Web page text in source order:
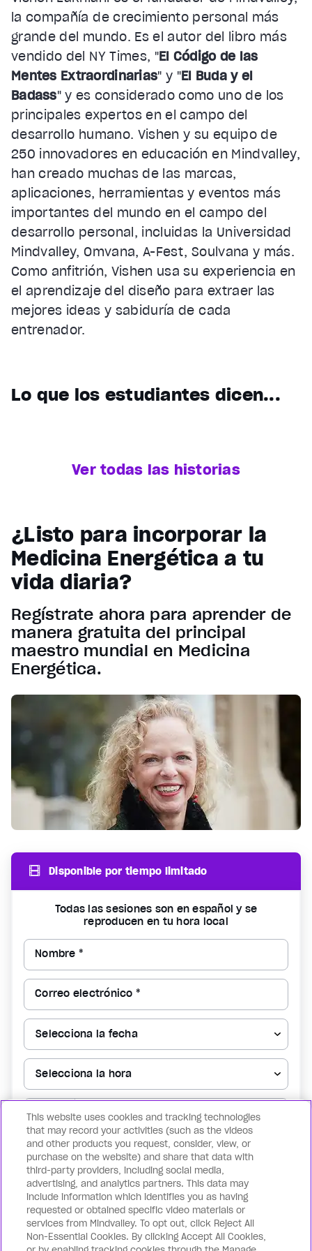
la compañía de crecimiento personal más
grande del mundo. Es el autor del libro más
vendido del NY Times, "El Código de las
Mentes Extraordinarias" y "El Buda y el
Badass" y es considerado como uno de los
principales expertos en el campo del
desarrollo humano. Vishen y su equipo de
250 innovadores en educación en Mindvalley,
han creado muchas de las marcas,
aplicaciones, herramientas y eventos más
importantes del mundo en el campo del
desarrollo personal, incluidas la Universidad
Mindvalley, Omvana, A-Fest, Soulvana y más.
Como anfitrión, Vishen usa su experiencia en
el aprendizaje del diseño para extraer las
mejores ideas y sabiduría de cada
entrenador.
Lo que los estudiantes dicen...
Ver todas las historias
¿Listo para incorporar la
Medicina Energética a tu
vida diaria?
Regístrate ahora para aprender de
manera gratuita del principal
maestro mundial en Medicina
Energética.
Disponible por tiempo limitado
Todas las sesiones son en español y se
reproducen en tu hora local
Nombre *
Correo electrónico *
▼
Reservar mi lugar ahora
Al registrarte para lo anterior, confirmas que estás de acuerdo con los
Términos de uso y laPolítica de privacidad , además de recibir
notificaciones para eventos futuros. Puedes retirar tu consentimiento en
cualquier momento cancelando la suscripción.
This website uses cookies and tracking technologies
that may record your activities (such as the videos
and other products you request, consider, view, or
purchase on the website) and share that data with
third-party providers, including social media,
advertising, and analytics partners. This data may
include information which identifies you as having
requested or obtained specific video materials or
services from Mindvalley. To opt out, click Reject All
Non-Essential Cookies. By clicking Accept All Cookies,